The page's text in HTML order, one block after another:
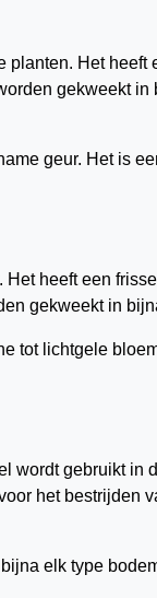
Het heeft
gekweekt
geur. Het is
heeft een
gekweekt in
tot lichtgele
wordt gebruikt in
het bestrijden
elk type